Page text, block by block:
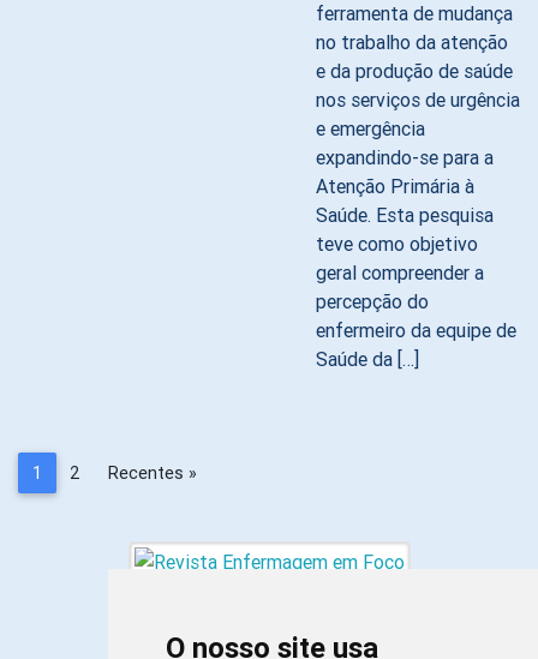
O nosso site usa
ferramenta de mudança
no trabalho da atenção
e da produção de saúde
nos serviços de urgência
e emergência
expandindo-se para a
Atenção Primária à
Saúde. Esta pesquisa
teve como objetivo
geral compreender a
percepção do
enfermeiro da equipe de
Saúde da […]
1 2 Recentes »